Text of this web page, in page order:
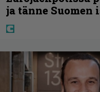
ja tänne